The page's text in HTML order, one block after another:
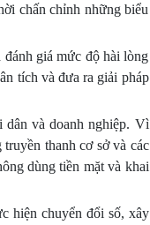
chấn chỉnh những biểu
giá mức độ hài lòng
tích và đưa ra giải pháp
dân và doanh nghiệp. Vì
thanh cơ sở và các
dùng tiền mặt và khai
hiện chuyển đổi số, xây